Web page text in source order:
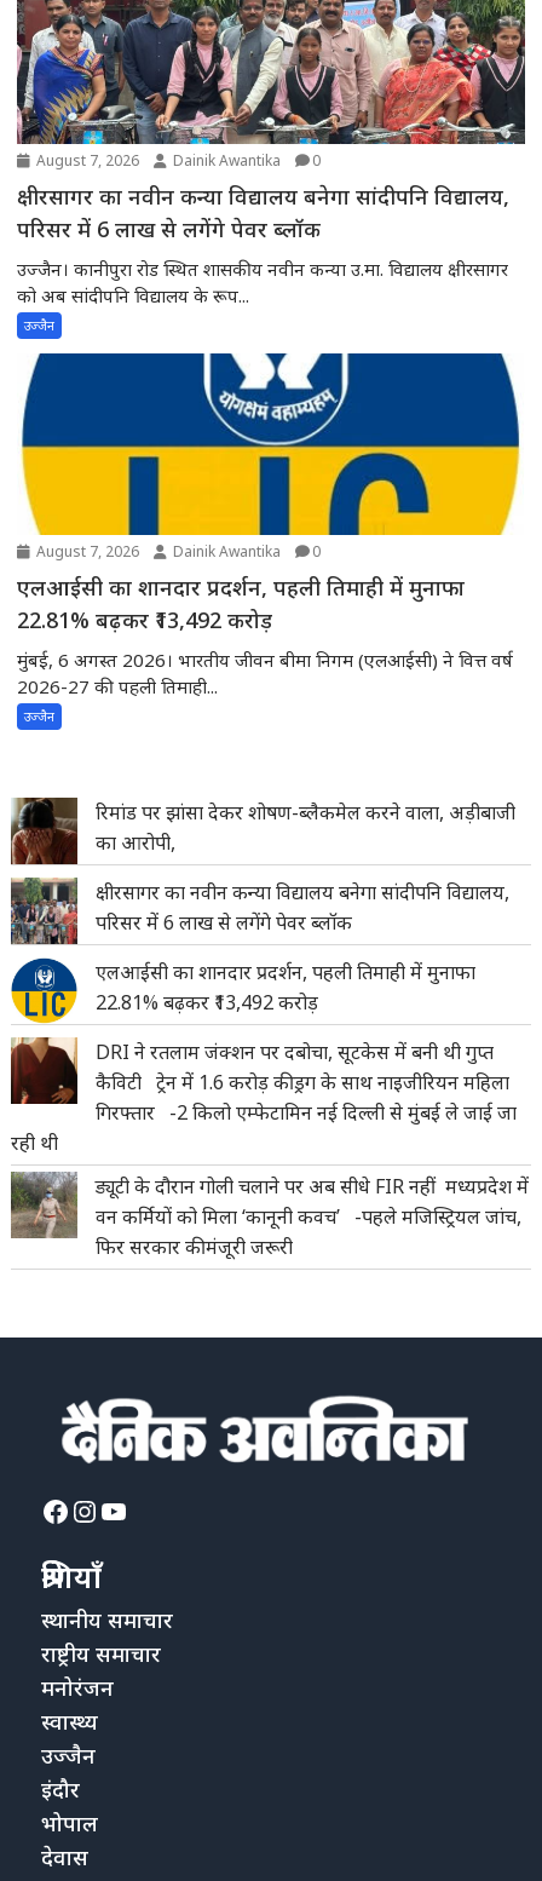
August 7, 2026 Dainik Awantika 0
क्षीरसागर का नवीन कन्या विद्यालय बनेगा सांदीपनि विद्यालय,
परिसर में 6 लाख से लगेंगे पेवर ब्लॉक
उज्जैन। कानीपुरा रोड स्थित शासकीय नवीन कन्या उ.मा. विद्यालय क्षीरसागर
को अब सांदीपनि विद्यालय के रूप...
उज्जैन
August 7, 2026 Dainik Awantika 0
एलआईसी का शानदार प्रदर्शन, पहली तिमाही में मुनाफा
22.81% बढ़कर ₹13,492 करोड़
मुंबई, 6 अगस्त 2026। भारतीय जीवन बीमा निगम (एलआईसी) ने वित्त वर्ष
2026-27 की पहली तिमाही...
उज्जैन
रिमांड पर झांसा देकर शोषण-ब्लैकमेल करने वाला, अड़ीबाजी
का आरोपी,
क्षीरसागर का नवीन कन्या विद्यालय बनेगा सांदीपनि विद्यालय,
परिसर में 6 लाख से लगेंगे पेवर ब्लॉक
एलआईसी का शानदार प्रदर्शन, पहली तिमाही में मुनाफा
22.81% बढ़कर ₹13,492 करोड़
DRI ने रतलाम जंक्शन पर दबोचा, सूटकेस में बनी थी गुप्त
कैविटी ट्रेन में 1.6 करोड़ की ड्रग के साथ नाइजीरियन महिला
गिरफ्तार -2 किलो एम्फेटामिन नई दिल्ली से मुंबई ले जाई जा
रही थी
ड्यूटी के दौरान गोली चलाने पर अब सीधे FIR नहीं मध्यप्रदेश में
वन कर्मियों को मिला ‘कानूनी कवच’ -पहले मजिस्ट्रियल जांच,
फिर सरकार की मंजूरी जरूरी
Facebook
Instagram
YouTube
श्रेणियाँ
स्थानीय समाचार
राष्ट्रीय समाचार
मनोरंजन
स्वास्थ्य
उज्जैन
इंदौर
भोपाल
देवास